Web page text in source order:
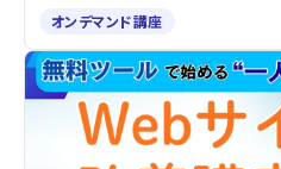
オンデマンド講座